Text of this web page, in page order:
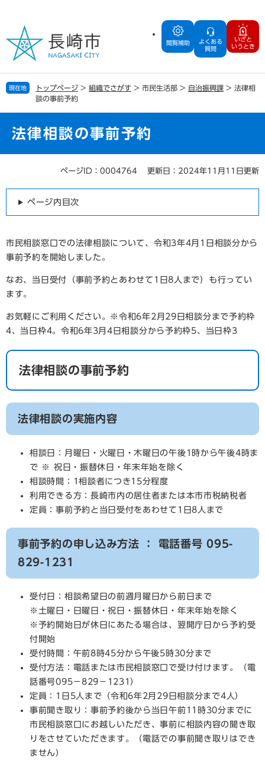
の
で
す
ー
ば
し
閲覧補助
よくある
質問
いざと
いうとき
現在地 トップページ > 組織でさがす > 市民生活部 > 自治振興課 > 法律相
談の事前予約
法律相談の事前予約
ページID：0004764 更新日：2024年11月11日更新
ページ内目次
市民相談窓口での法律相談について、令和3年4月1日相談分から
事前予約を開始しました。
なお、当日受付（事前予約とあわせて1日8人まで）も行ってい
ます。
お気軽にご利用ください。※令和6年2月29日相談分まで予約枠
4、当日枠4。令和6年3月4日相談分から予約枠5、当日枠3
法律相談の事前予約
法律相談の実施内容
相談日：月曜日・火曜日・木曜日の午後1時から午後4時ま
で ※ 祝日・振替休日・年末年始を除く
相談時間：1相談者につき15分程度
利用できる方：長崎市内の居住者または本市市税納税者
定員：事前予約と当日受付をあわせて1日8人まで
事前予約の申し込み方法 ： 電話番号 095-
829-1231
受付日：相談希望日の前週月曜日から前日まで
※土曜日・日曜日・祝日・振替休日・年末年始を除く
※予約開始日が休日にあたる場合は、翌開庁日から予約受
付開始
受付時間：午前8時45分から午後5時30分まで
受付方法：電話または市民相談窓口で受け付けます。（電
話番号095－829－1231）
定員：1日5人まで（令和6年2月29日相談分まで4人）
事前聞き取り：事前予約後から当日午前11時30分までに
市民相談窓口にお越しいただき、事前に相談内容の聞き取
りをさせていただきます。（電話での事前聞き取りはでき
ません）